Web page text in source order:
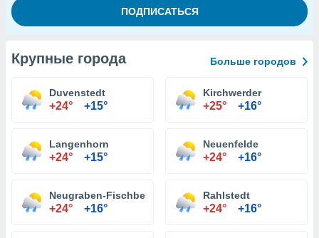
Крупные города Больше городов
Duvenstedt
+24° +15°
Kirchwerder
+25° +16°
Langenhorn
+24° +15°
Neuenfelde
+24° +16°
Neugraben-Fischbek
+24° +16°
Rahlstedt
+24° +16°